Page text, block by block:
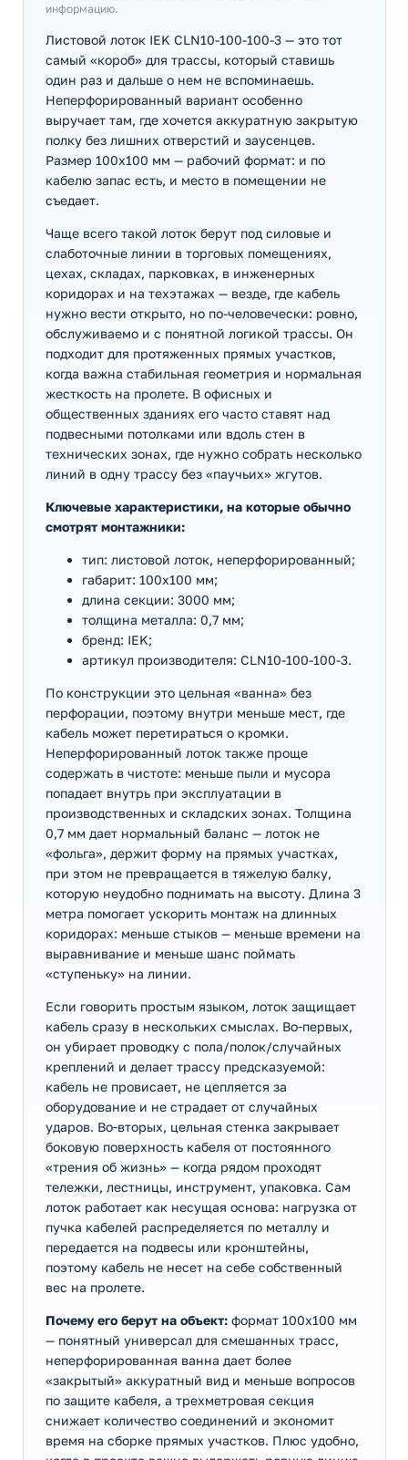
информацию.
Листовой лоток IEK CLN10-100-100-3 — это тот
самый «короб» для трассы, который ставишь
один раз и дальше о нем не вспоминаешь.
Неперфорированный вариант особенно
выручает там, где хочется аккуратную закрытую
полку без лишних отверстий и заусенцев.
Размер 100х100 мм — рабочий формат: и по
кабелю запас есть, и место в помещении не
съедает.
Чаще всего такой лоток берут под силовые и
слаботочные линии в торговых помещениях,
цехах, складах, парковках, в инженерных
коридорах и на техэтажах — везде, где кабель
нужно вести открыто, но по-человечески: ровно,
обслуживаемо и с понятной логикой трассы. Он
подходит для протяженных прямых участков,
когда важна стабильная геометрия и нормальная
жесткость на пролете. В офисных и
общественных зданиях его часто ставят над
подвесными потолками или вдоль стен в
технических зонах, где нужно собрать несколько
линий в одну трассу без «паучьих» жгутов.
Ключевые характеристики, на которые обычно
смотрят монтажники:
тип: листовой лоток, неперфорированный;
габарит: 100х100 мм;
длина секции: 3000 мм;
толщина металла: 0,7 мм;
бренд: IEK;
артикул производителя: CLN10-100-100-3.
По конструкции это цельная «ванна» без
перфорации, поэтому внутри меньше мест, где
кабель может перетираться о кромки.
Неперфорированный лоток также проще
содержать в чистоте: меньше пыли и мусора
попадает внутрь при эксплуатации в
производственных и складских зонах. Толщина
0,7 мм дает нормальный баланс — лоток не
«фольга», держит форму на прямых участках,
при этом не превращается в тяжелую балку,
которую неудобно поднимать на высоту. Длина 3
метра помогает ускорить монтаж на длинных
коридорах: меньше стыков — меньше времени на
выравнивание и меньше шанс поймать
«ступеньку» на линии.
Если говорить простым языком, лоток защищает
кабель сразу в нескольких смыслах. Во‑первых,
он убирает проводку с пола/полок/случайных
креплений и делает трассу предсказуемой:
кабель не провисает, не цепляется за
оборудование и не страдает от случайных
ударов. Во‑вторых, цельная стенка закрывает
боковую поверхность кабеля от постоянного
«трения об жизнь» — когда рядом проходят
тележки, лестницы, инструмент, упаковка. Сам
лоток работает как несущая основа: нагрузка от
пучка кабелей распределяется по металлу и
передается на подвесы или кронштейны,
поэтому кабель не несет на себе собственный
вес на пролете.
Почему его берут на объект: формат 100х100 мм
— понятный универсал для смешанных трасс,
неперфорированная ванна дает более
«закрытый» аккуратный вид и меньше вопросов
по защите кабеля, а трехметровая секция
снижает количество соединений и экономит
время на сборке прямых участков. Плюс удобно,